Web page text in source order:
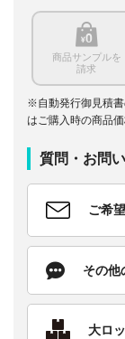
商品サンプルを
請求
※自動発行御見積書
はご購入時の商品
質問・お問
ご希
その他
大ロ